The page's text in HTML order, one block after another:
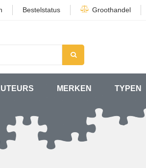
Bestelstatus Groothandel
MERKEN TYPEN